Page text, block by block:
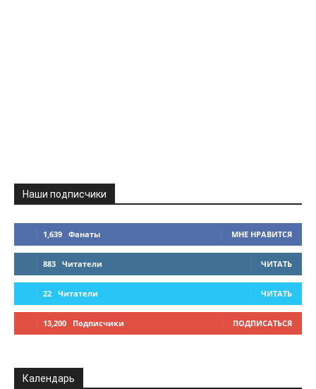
Наши подписчики
1,639 Фанаты МНЕ НРАВИТСЯ
883 Читатели ЧИТАТЬ
22 Читатели ЧИТАТЬ
13,200 Подписчики ПОДПИСАТЬСЯ
Календарь